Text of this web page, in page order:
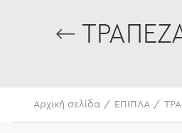
Αρχική σελίδα ΕΠΙΠΛΑ